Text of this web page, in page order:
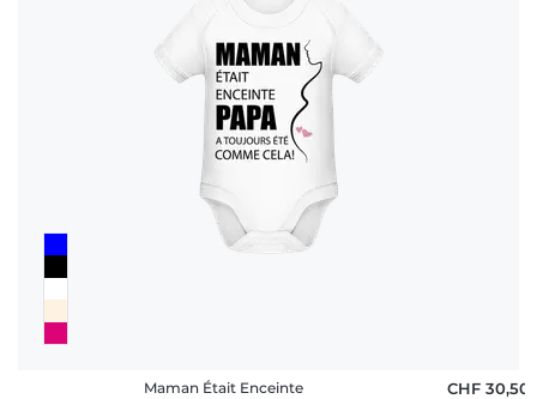
Maman Était Enceinte
CHF 30,50